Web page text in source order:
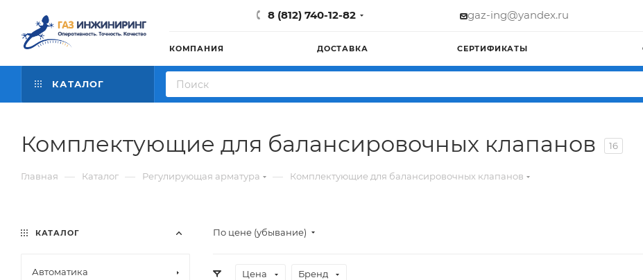
8 (812) 740-12-82 gaz-ing@yandex.ru
КОМПАНИЯ ДОСТАВКА СЕРТИФИКАТЫ
КАТАЛОГ
Комплектующие для балансировочных клапанов 16
Главная — Каталог — Регулирующая арматура — Комплектующие для балансировочных клапанов
По цене (убывание)
Цена Бренд
КАТАЛОГ
Автоматика